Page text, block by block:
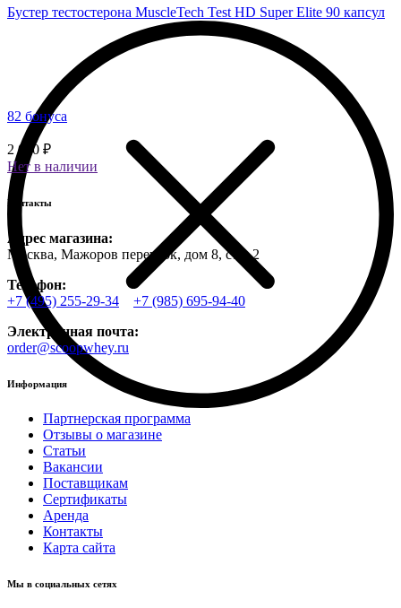
Бустер тестостерона MuscleTech Test HD Super Elite 90 капсул
82 бонуса
2 050 ₽
Нет в наличии
Контакты
Адрес магазина:
Москва, Мажоров переулок, дом 8, стр. 2
Телефон:
+7 (495) 255-29-34
+7 (985) 695-94-40
Электронная почта:
order@scoopwhey.ru
Информация
Партнерская программа
Отзывы о магазине
Статьи
Вакансии
Поставщикам
Сертификаты
Аренда
Контакты
Карта сайта
Мы в социальных сетях